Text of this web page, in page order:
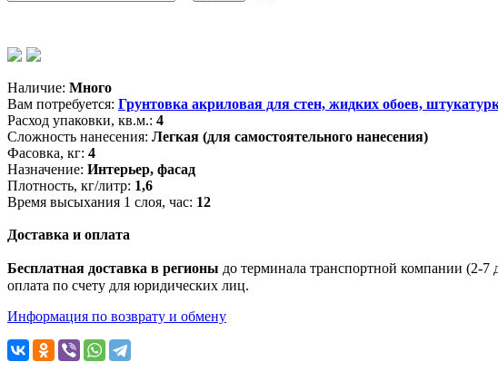
Наличие: Много
Вам потребуется: Грунтовка акриловая для стен, жидких обоев,
Расход упаковки, кв.м.: 4
Сложность нанесения: Легкая (для самостоятельного нанесения)
Фасовка, кг: 4
Назначение: Интерьер, фасад
Плотность, кг/литр: 1,6
Время высыхания 1 слоя, час: 12
Доставка и оплата
Бесплатная доставка в регионы до терминала транспортной компании (2-7
оплата по счету для юридических лиц.
Информация по возврату и обмену